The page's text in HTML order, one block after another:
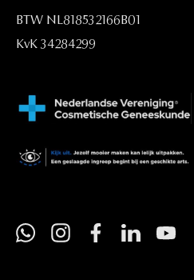
BTW NL818532166B01
KvK 34284299